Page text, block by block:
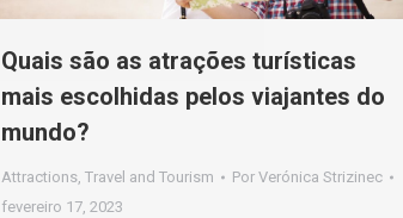
Quais são as atrações turísticas
mais escolhidas pelos viajantes do
mundo?
Attractions, Travel and Tourism Por Verónica Strizinec
fevereiro 17, 2023